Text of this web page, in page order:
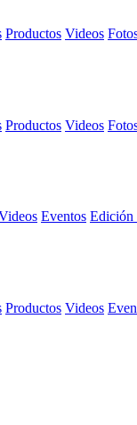
Productos Videos
Productos Videos
Eventos
Productos Videos